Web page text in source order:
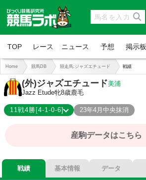
TOP レース ニュース 予想 掲示板
Home 競馬DB 競走馬:ジャズエチュード 戦績
(外)ジャズエチュード美浦
Jazz Etude牝8歳鹿毛
11戦4勝[4-1-0-6]
23年4月中央抹消
複勝
産駒データはこちら
戦績 基本情報 データ